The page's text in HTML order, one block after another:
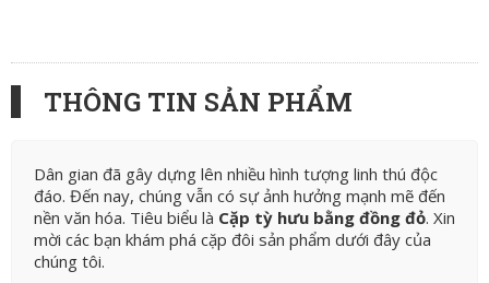
THÔNG TIN SẢN PHẨM
Dân gian đã gây dựng lên nhiều hình tượng linh thú độc
đáo. Đến nay, chúng vẫn có sự ảnh hưởng mạnh mẽ đến
nền văn hóa. Tiêu biểu là Cặp tỳ hưu bằng đồng đỏ. Xin
mời các bạn khám phá cặp đôi sản phẩm dưới đây của
chúng tôi.